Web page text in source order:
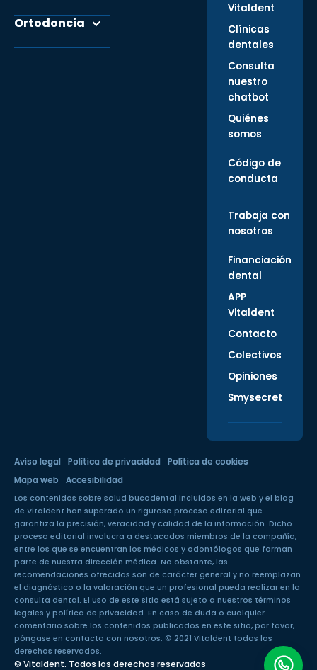
Ortodoncia
Vitaldent
Clínicas
dentales
Consulta
nuestro
chatbot
Quiénes
somos
Código de
conducta
Trabaja con
nosotros
Financiación
dental
APP
Vitaldent
Contacto
Colectivos
Opiniones
Smysecret
Aviso legal Política de privacidad
Política de cookies
Mapa web
Accesibilidad
Los contenidos sobre salud bucodental incluidos en la web y el blog
de Vitaldent han superado un riguroso proceso editorial que
garantiza la precisión, veracidad y calidad de la información. Dicho
proceso editorial involucra a destacados miembros de la compañía,
entre los que se encuentran los médicos y odontólogos que forman
parte de nuestra dirección médica. No obstante, las
recomendaciones ofrecidas son de carácter general y no reemplazan
el diagnóstico o la valoración que un profesional pueda realizar en la
consulta dental. El uso de este sitio está sujeto a nuestros términos
legales y política de privacidad. En caso de duda o cualquier
comentario sobre los contenidos publicados en este sitio, por favor,
póngase en contacto con nosotros. © 2021 Vitaldent todos los
derechos reservados.
© Vitaldent. Todos los derechos reservados